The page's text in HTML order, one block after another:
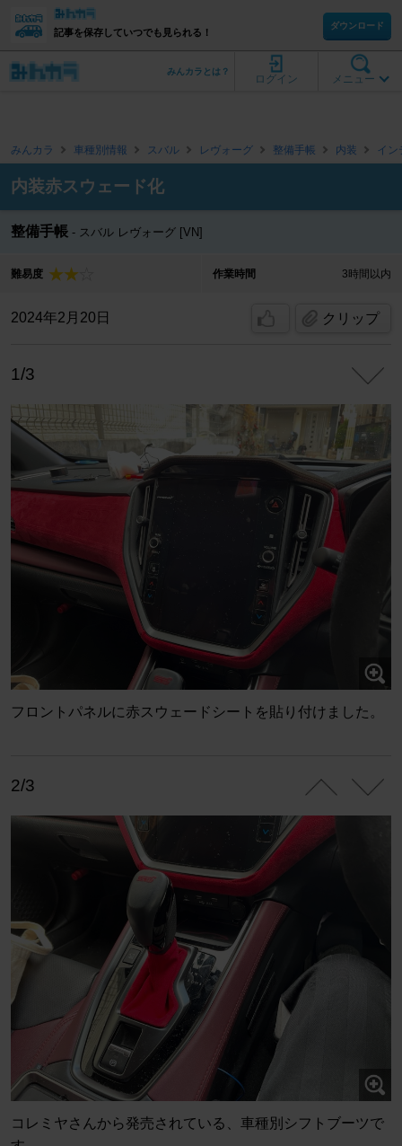
記事を保存していつでも見られる！
ダウンロード
メニュー
ログイン
みんカラとは？
みんカラ 車種別情報 スバル レヴォーグ 整備手帳 内装 イン
内装赤スウェード化
整備手帳 スバル レヴォーグ [VN]
難易度 作業時間 3時間以内
2024年2月20日 クリップ
1/3
フロントパネルに赤スウェードシートを貼り付けました。
2/3
コレミヤさんから発売されている、車種別シフトブーツで